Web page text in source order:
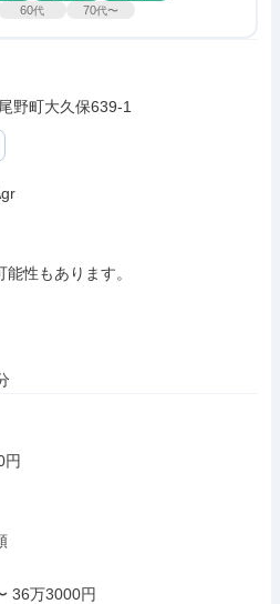
60代 70代〜
野町大久保639-1
性もあります。
円
36万3000円